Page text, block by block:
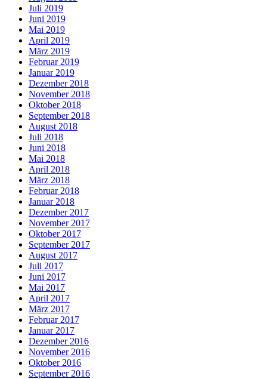
Juli 2019
Juni 2019
Mai 2019
April 2019
März 2019
Februar 2019
Januar 2019
Dezember 2018
November 2018
Oktober 2018
September 2018
August 2018
Juli 2018
Juni 2018
Mai 2018
April 2018
März 2018
Februar 2018
Januar 2018
Dezember 2017
November 2017
Oktober 2017
September 2017
August 2017
Juli 2017
Juni 2017
Mai 2017
April 2017
März 2017
Februar 2017
Januar 2017
Dezember 2016
November 2016
Oktober 2016
September 2016